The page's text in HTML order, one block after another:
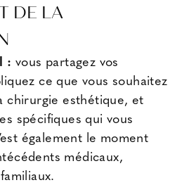
DE LA
: vous partagez vos
ce que vous souhaitez
chirurgie esthétique, et
spécifiques qui vous
également le moment
médicaux,